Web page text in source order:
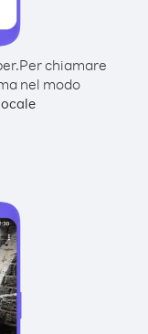
Per chiamare
nel modo